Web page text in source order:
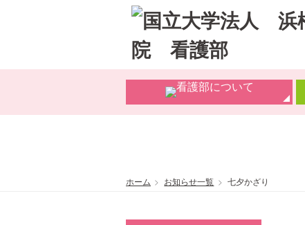
ホーム お知らせ一覧 七夕かざり